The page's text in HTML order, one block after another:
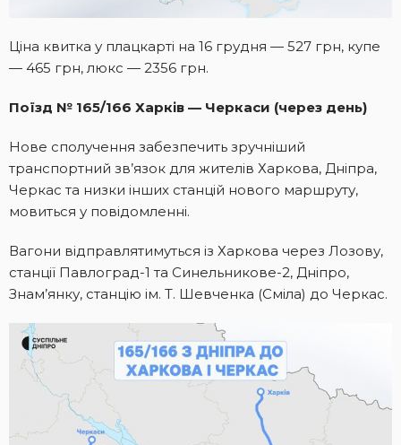
Ціна квитка у плацкарті на 16 грудня — 527 грн, купе
— 465 грн, люкс — 2356 грн.
Поїзд № 165/166 Харків — Черкаси (через день)
Нове сполучення забезпечить зручніший
транспортний зв’язок для жителів Харкова, Дніпра,
Черкас та низки інших станцій нового маршруту,
мовиться у повідомленні.
Вагони відправлятимуться із Харкова через Лозову,
станції Павлоград-1 та Синельникове-2, Дніпро,
Знам’янку, станцію ім. Т. Шевченка (Сміла) до Черкас.